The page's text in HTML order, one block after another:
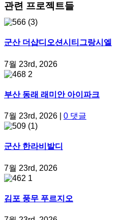
관련 프로젝트들
군산 더샵디오션시티그랑시엘
7월 23rd, 2026
부산 동래 래미안 아이파크
7월 23rd, 2026 0 댓글
군산 한라비발디
7월 23rd, 2026
김포 풍무 푸르지오